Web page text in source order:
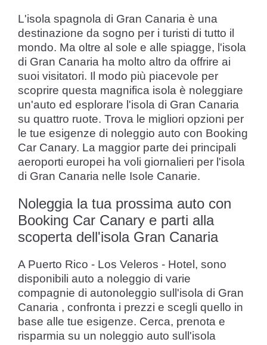
L'isola spagnola di Gran Canaria è una
destinazione da sogno per i turisti di tutto il
mondo. Ma oltre al sole e alle spiagge, l'isola
di Gran Canaria ha molto altro da offrire ai
suoi visitatori. Il modo più piacevole per
scoprire questa magnifica isola è noleggiare
un'auto ed esplorare l'isola di Gran Canaria
su quattro ruote. Trova le migliori opzioni per
le tue esigenze di noleggio auto con Booking
Car Canary. La maggior parte dei principali
aeroporti europei ha voli giornalieri per l'isola
di Gran Canaria nelle Isole Canarie.
Noleggia la tua prossima auto con
Booking Car Canary e parti alla
scoperta dell'isola Gran Canaria
A Puerto Rico - Los Veleros - Hotel, sono
disponibili auto a noleggio di varie
compagnie di autonoleggio sull'isola di Gran
Canaria , confronta i prezzi e scegli quello in
base alle tue esigenze. Cerca, prenota e
risparmia su un noleggio auto sull'isola